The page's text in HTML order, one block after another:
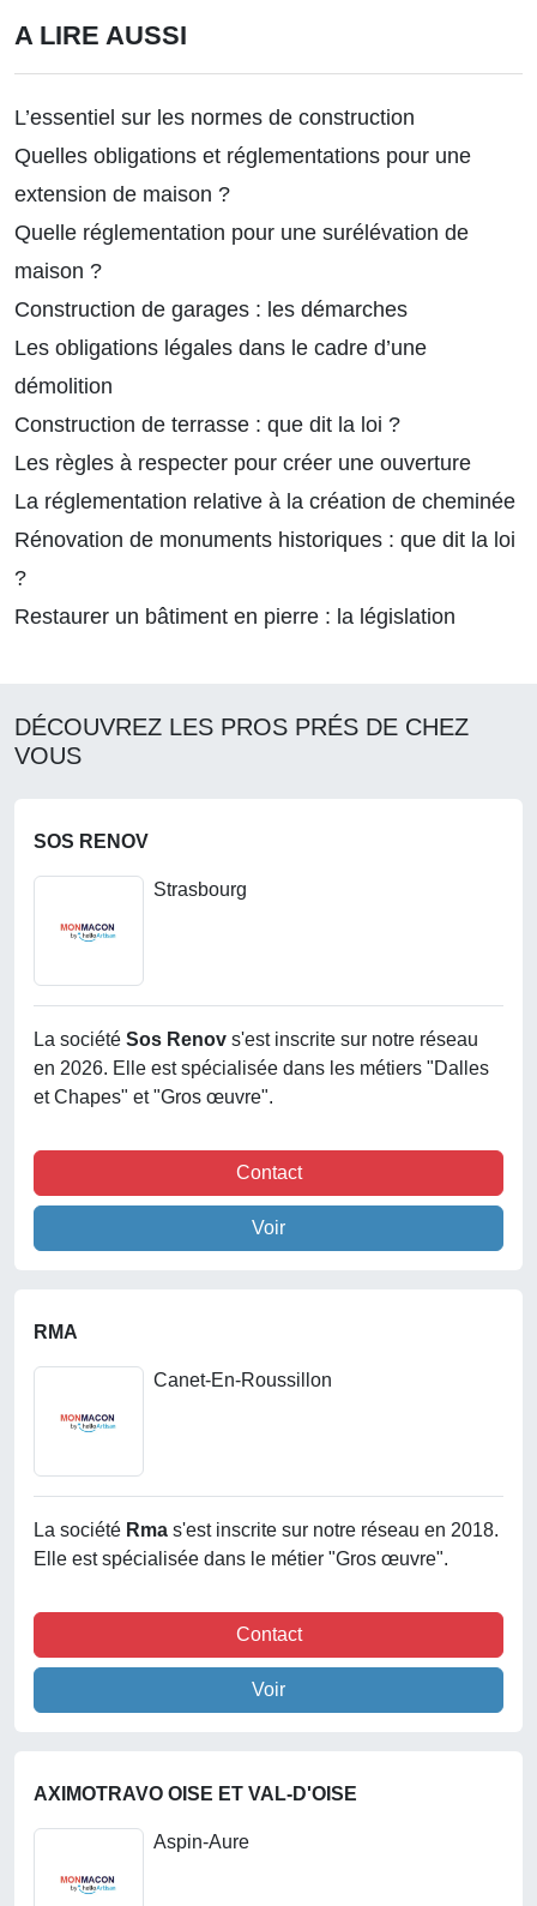
A LIRE AUSSI
L’essentiel sur les normes de construction
Quelles obligations et réglementations pour une
extension de maison ?
Quelle réglementation pour une surélévation de
maison ?
Construction de garages : les démarches
Les obligations légales dans le cadre d’une
démolition
Construction de terrasse : que dit la loi ?
Les règles à respecter pour créer une ouverture
La réglementation relative à la création de cheminée
Rénovation de monuments historiques : que dit la loi
?
Restaurer un bâtiment en pierre : la législation
DÉCOUVREZ LES PROS PRÉS DE CHEZ
VOUS
SOS RENOV
Strasbourg
La société Sos Renov s'est inscrite sur notre réseau
en 2026. Elle est spécialisée dans les métiers "Dalles
et Chapes" et "Gros œuvre".
Contact
Voir
RMA
Canet-En-Roussillon
La société Rma s'est inscrite sur notre réseau en 2018.
Elle est spécialisée dans le métier "Gros œuvre".
Contact
Voir
AXIMOTRAVO OISE ET VAL-D'OISE
Aspin-Aure